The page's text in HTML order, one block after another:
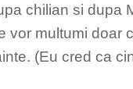
chilian si dupa
vor multumi doar
(Eu cred ca